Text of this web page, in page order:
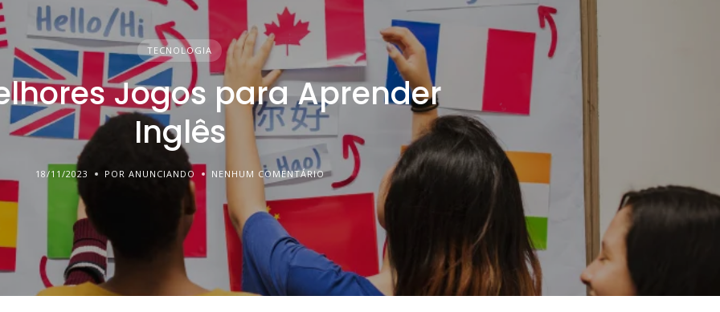
TECNOLOGIA
Jogos para Aprender
Inglês
18/11/2023 POR ANUNCIANDO NENHUM COMENTÁRIO